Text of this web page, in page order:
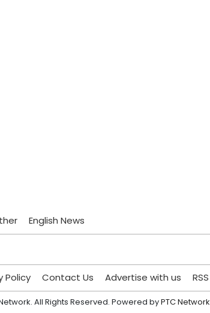
English News
Policy Contact Us Advertise with us RSS
All Rights Reserved. Powered byPTC Network